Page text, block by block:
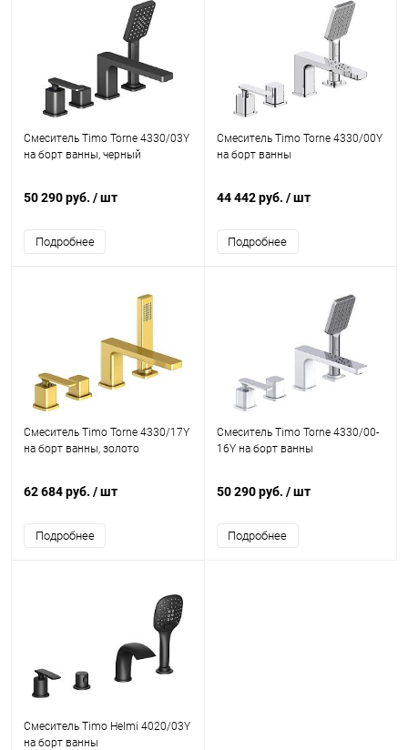
Смеситель Timo Torne 4330/03Y
на борт ванны, черный
50 290 руб. / шт
Подробнее
Смеситель Timo Torne 4330/00Y
на борт ванны
44 442 руб. / шт
Подробнее
Смеситель Timo Torne 4330/17Y
на борт ванны, золото
62 684 руб. / шт
Подробнее
Смеситель Timo Torne 4330/00-
16Y на борт ванны
50 290 руб. / шт
Подробнее
Смеситель Timo Helmi 4020/03Y
на борт ванны